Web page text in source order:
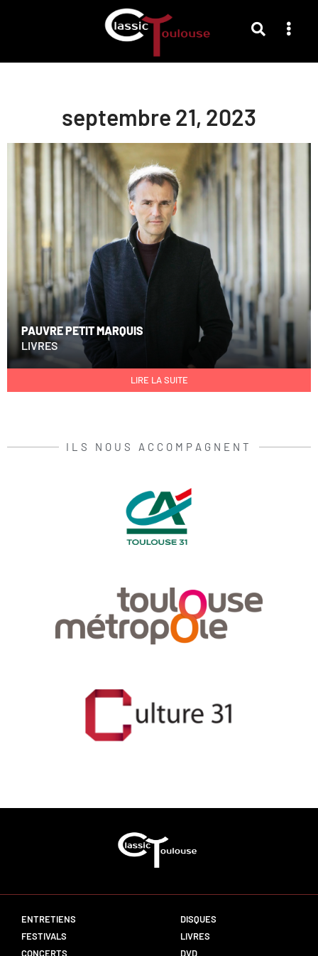
septembre 21, 2023
PAUVRE PETIT MARQUIS
LIVRES
LIRE LA SUITE
ILS NOUS ACCOMPAGNENT
ENTRETIENS
FESTIVALS
CONCERTS
DISQUES
LIVRES
DVD